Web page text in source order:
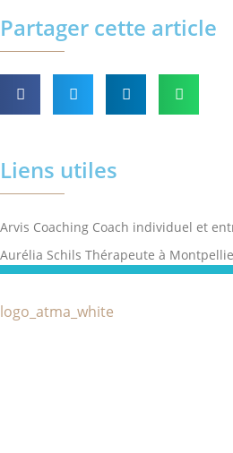
Partager cette article
Liens utiles
Arvis Coaching Coach individuel et
Aurélia Schils Thérapeute à